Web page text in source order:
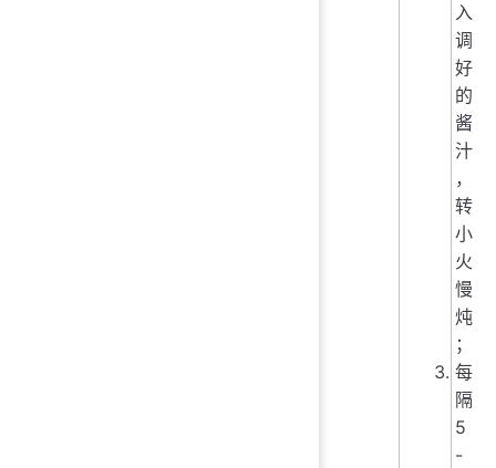
入
调
好
的
酱
汁
，
转
小
火
慢
炖
；
每
隔
5
-